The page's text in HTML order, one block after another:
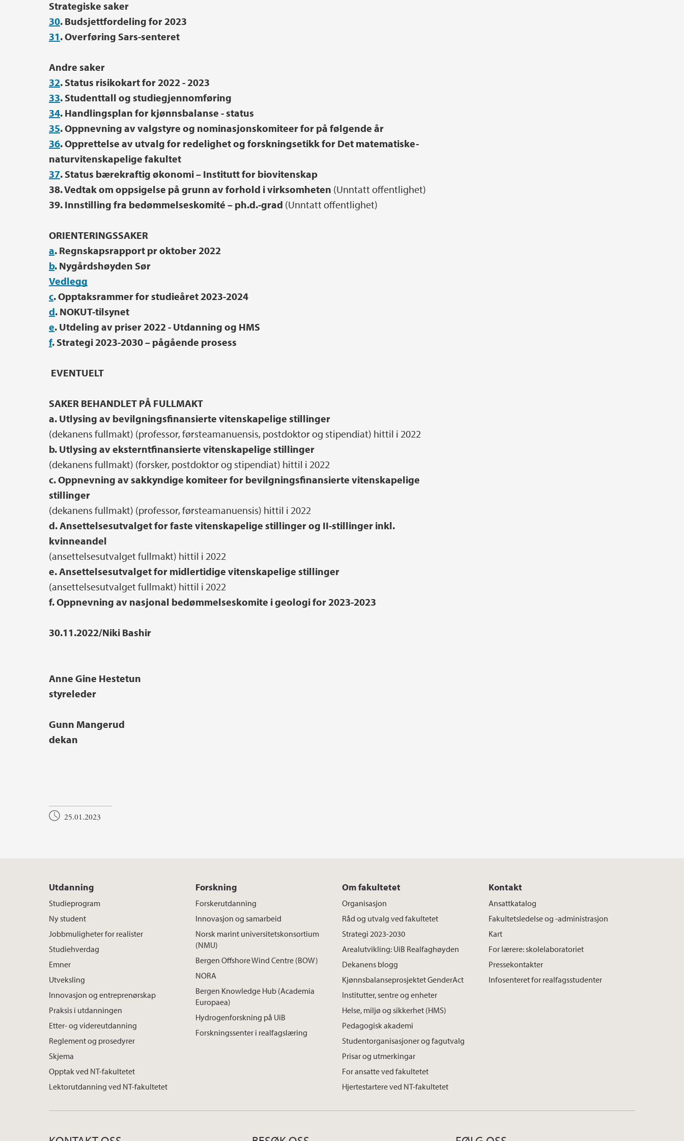
Strategiske saker
30. Budsjettfordeling for 2023
31. Overføring Sars-senteret
Andre saker
32. Status risikokart for 2022 - 2023
33. Studenttall og studiegjennomføring
34. Handlingsplan for kjønnsbalanse - status
35. Oppnevning av valgstyre og nominasjonskomiteer for på følgende år
36. Opprettelse av utvalg for redelighet og forskningsetikk for Det matematiske-
naturvitenskapelige fakultet
37. Status bærekraftig økonomi – Institutt for biovitenskap
38. Vedtak om oppsigelse på grunn av forhold i virksomheten (Unntatt offentlighet)
39. Innstilling fra bedømmelseskomité – ph.d.-grad (Unntatt offentlighet)
ORIENTERINGSSAKER
a. Regnskapsrapport pr oktober 2022
b. Nygårdshøyden Sør
Vedlegg
c. Opptaksrammer for studieåret 2023-2024
d. NOKUT-tilsynet
e. Utdeling av priser 2022 - Utdanning og HMS
f. Strategi 2023-2030 – pågående prosess
EVENTUELT
SAKER BEHANDLET PÅ FULLMAKT
a. Utlysing av bevilgningsfinansierte vitenskapelige stillinger
(dekanens fullmakt) (professor, førsteamanuensis, postdoktor og stipendiat) hittil i 2022
b. Utlysing av eksterntfinansierte vitenskapelige stillinger
(dekanens fullmakt) (forsker, postdoktor og stipendiat) hittil i 2022
c. Oppnevning av sakkyndige komiteer for bevilgningsfinansierte vitenskapelige
stillinger
(dekanens fullmakt) (professor, førsteamanuensis) hittil i 2022
d. Ansettelsesutvalget for faste vitenskapelige stillinger og II-stillinger inkl.
kvinneandel
(ansettelsesutvalget fullmakt) hittil i 2022
e. Ansettelsesutvalget for midlertidige vitenskapelige stillinger
(ansettelsesutvalget fullmakt) hittil i 2022
f. Oppnevning av nasjonal bedømmelseskomite i geologi for 2023-2023
30.11.2022/Niki Bashir
Anne Gine Hestetun
styreleder
Gunn Mangerud
dekan
25.01.2023
Utdanning
Studieprogram
Ny student
Jobbmuligheter for realister
Studiehverdag
Emner
Utveksling
Innovasjon og entreprenørskap
Praksis i utdanningen
Etter- og videreutdanning
Reglement og prosedyrer
Skjema
Opptak ved NT-fakultetet
Lektorutdanning ved NT-fakultetet
Forskning
Forskerutdanning
Innovasjon og samarbeid
Norsk marint universitetskonsortium
(NMU)
Bergen Offshore Wind Centre (BOW)
NORA
Bergen Knowledge Hub (Academia
Europaea)
Hydrogenforskning på UiB
Forskningssenter i realfagslæring
Om fakultetet
Organisasjon
Råd og utvalg ved fakultetet
Strategi 2023-2030
Arealutvikling: UiB Realfaghøyden
Dekanens blogg
Kjønnsbalanseprosjektet GenderAct
Institutter, sentre og enheter
Helse, miljø og sikkerhet (HMS)
Pedagogisk akademi
Studentorganisasjoner og fagutvalg
Prisar og utmerkingar
For ansatte ved fakultetet
Hjertestartere ved NT-fakultetet
Kontakt
Ansattkatalog
Fakultetsledelse og -administrasjon
Kart
For lærere: skolelaboratoriet
Pressekontakter
Infosenteret for realfagsstudenter